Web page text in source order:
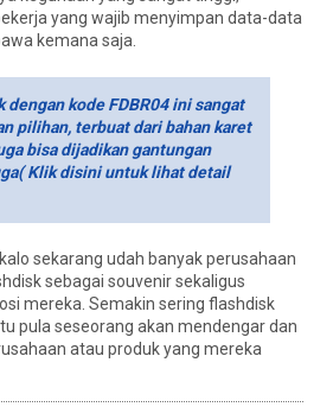
yang wajib menyimpan data-data
kemana saja.
dengan kode FDBR04 ini sangat
pilihan, terbuat dari bahan karet
bisa dijadikan gantungan
Klik disini untuk lihat detail
sekarang udah banyak perusahaan
sebagai souvenir sekaligus
mereka. Semakin sering flashdisk
pula seseorang akan mendengar dan
atau produk yang mereka